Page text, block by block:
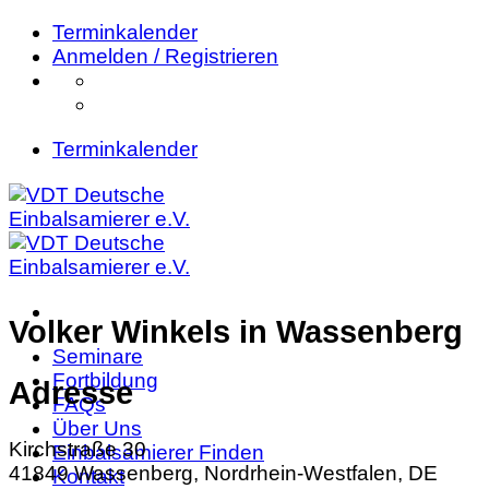
Zum
Inhalt
springen
Terminkalender
Anmelden / Registrieren
Terminkalender
Seminare
Fortbildung
FAQs
Über Uns
Einbalsamierer Finden
Kontakt
Volker Winkels in Wassenberg
Adresse
Kirchstraße 30
41849 Wassenberg, Nordrhein-Westfalen, DE